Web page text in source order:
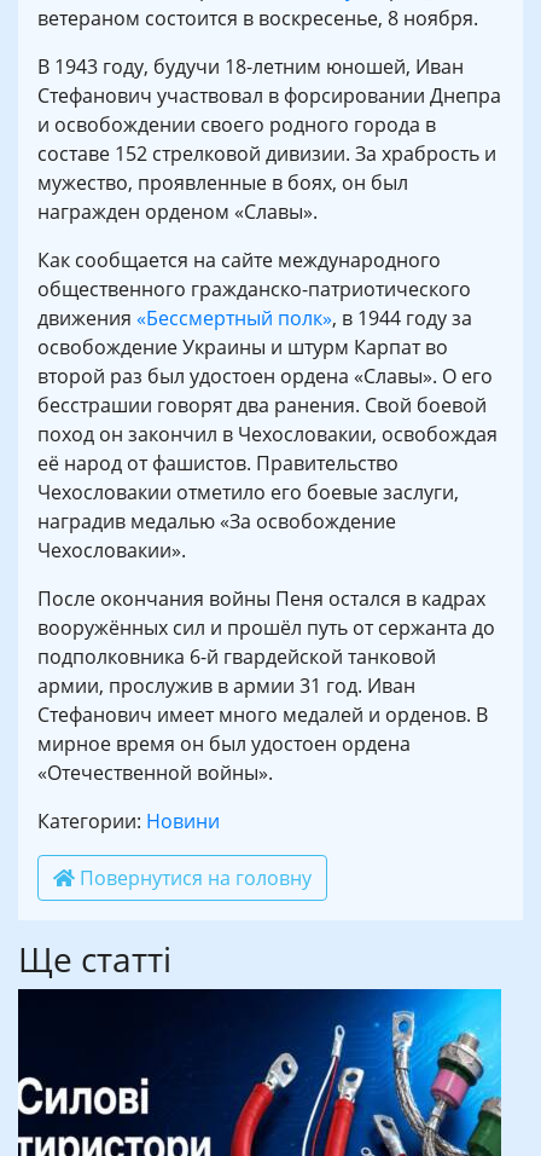
ветераном состоится в воскресенье, 8 ноября.
В 1943 году, будучи 18-летним юношей, Иван
Стефанович участвовал в форсировании Днепра
и освобождении своего родного города в
составе 152 стрелковой дивизии. За храбрость и
мужество, проявленные в боях, он был
награжден орденом «Славы».
Как сообщается на сайте международного
общественного гражданско-патриотического
движения «Бессмертный полк», в 1944 году за
освобождение Украины и штурм Карпат во
второй раз был удостоен ордена «Славы». О его
бесстрашии говорят два ранения. Свой боевой
поход он закончил в Чехословакии, освобождая
её народ от фашистов. Правительство
Чехословакии отметило его боевые заслуги,
наградив медалью «За освобождение
Чехословакии».
После окончания войны Пеня остался в кадрах
вооружённых сил и прошёл путь от сержанта до
подполковника 6-й гвардейской танковой
армии, прослужив в армии 31 год. Иван
Стефанович имеет много медалей и орденов. В
мирное время он был удостоен ордена
«Отечественной войны».
Категории: Новини
Повернутися на головну
Ще статті